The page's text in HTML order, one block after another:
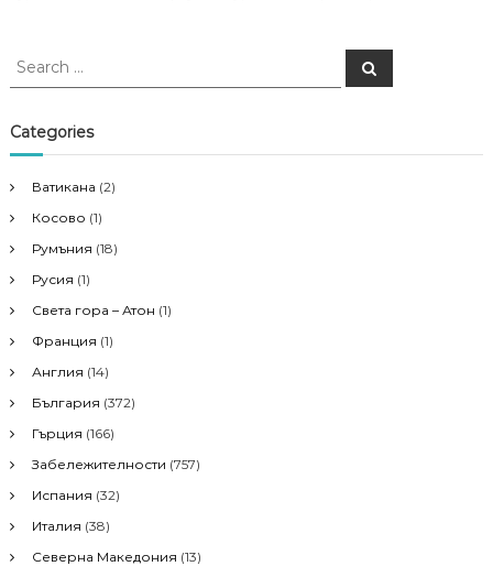
S
r
c
f
o
r
S
e
Categories
Ватикана (2)
Косово (1)
Румъния (18)
Русия (1)
Света гора – Атон (1)
Франция (1)
Англия (14)
България (372)
Гърция (166)
Забележителности (757)
Испания (32)
Италия (38)
Северна Македония (13)